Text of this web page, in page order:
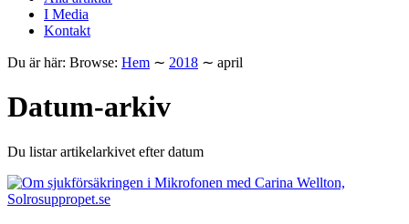
I Media
Kontakt
Du är här: Browse: Hem ∼ 2018 ∼ april
Datum-arkiv
Du listar artikelarkivet efter datum